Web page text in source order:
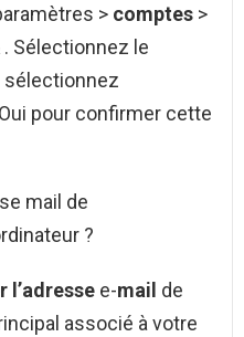
> comptes >
Sélectionnez le
sélectionnez
pour confirmer cette
mail de
?
l’adresse e-mail de
associé à votre